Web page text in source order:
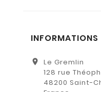
INFORMATIONS
location_on
Le Gremlin
128 rue
48200 Saint-